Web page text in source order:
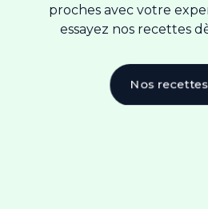
proches avec votre
essayez nos recettes
Nos recettes